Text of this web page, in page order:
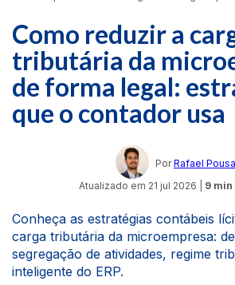
Como reduzir a
tributária da
de forma legal:
que o contador usa
Por Rafael
Atualizado em 21 jul 2026 9 min
Conheça as estratégias contábeis
carga tributária da microempresa:
segregação de atividades, regime
inteligente do ERP.